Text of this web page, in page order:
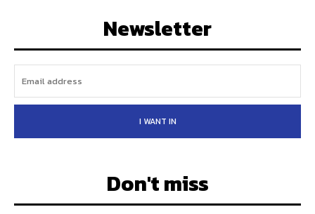
Newsletter
I WANT IN
Don't miss